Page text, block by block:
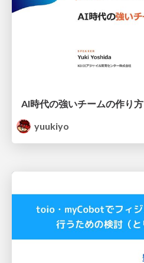
AI時代の強いチームの作り方
yuukiyo